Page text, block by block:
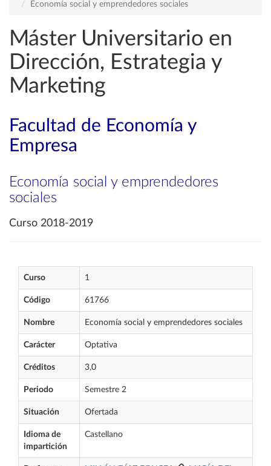
Economía social y emprendedores sociales
Máster Universitario en
Dirección, Estrategia y
Marketing
Facultad de Economía y
Empresa
Economía social y emprendedores
sociales
Curso 2018-2019
Curso 1
Código 61766
Nombre Economía social y emprendedores sociales
Carácter Optativa
Créditos 3,0
Periodo Semestre 2
Situación Ofertada
Idioma de
impartición
Castellano